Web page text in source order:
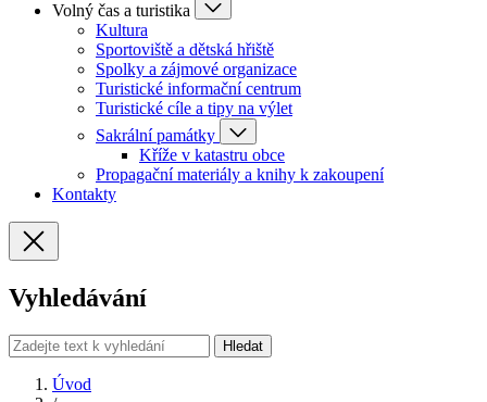
Volný čas a turistika
Kultura
Sportoviště a dětská hřiště
Spolky a zájmové organizace
Turistické informační centrum
Turistické cíle a tipy na výlet
Sakrální památky
Kříže v katastru obce
Propagační materiály a knihy k zakoupení
Kontakty
Vyhledávání
Hledat
Úvod